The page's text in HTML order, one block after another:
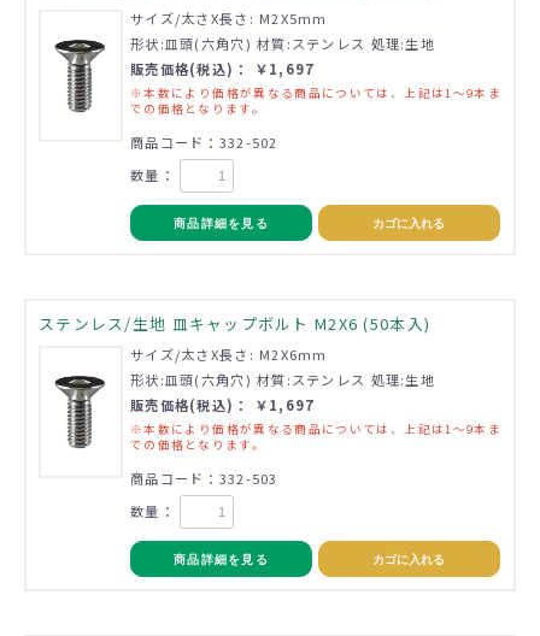
サイズ/太さX長さ: M2X5mm
形状:皿頭(六角穴) 材質:ステンレス 処理:生地
販売価格(税込)： ￥1,697
※本数により価格が異なる商品については、上記は1～9本ま
での価格となります。
商品コード：332-502
数量：
商品詳細を見る カゴに入れる
ステンレス/生地 皿キャップボルト M2X6 (50本入)
サイズ/太さX長さ: M2X6mm
形状:皿頭(六角穴) 材質:ステンレス 処理:生地
販売価格(税込)： ￥1,697
※本数により価格が異なる商品については、上記は1～9本ま
での価格となります。
商品コード：332-503
数量：
商品詳細を見る カゴに入れる